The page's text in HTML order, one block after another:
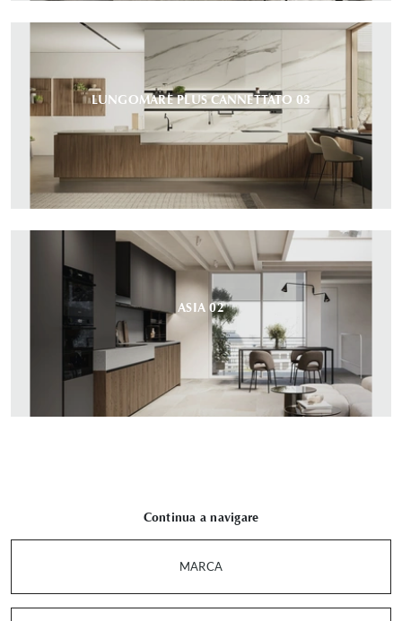
LUNGOMARE PLUS CANNETTATO 03
ASIA 02
Continua a navigare
MARCA